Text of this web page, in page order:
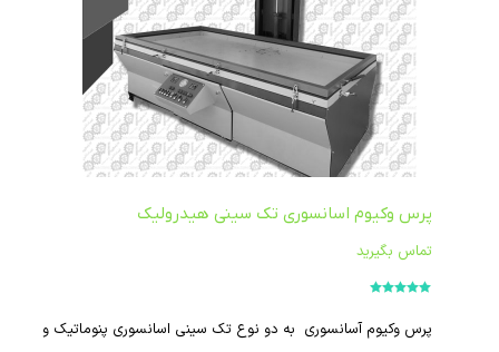
پرس وکیوم اسانسوری تک سینی هیدرولیک
تماس بگیرید
پرس وکیوم آسانسوری به دو نوع تک سینی اسانسوری پنوماتیک و